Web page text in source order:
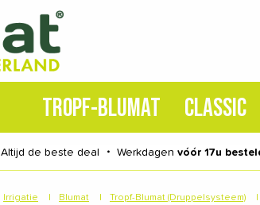
TROPF-BLUMAT CLASSIC
Altijd de beste deal ・ Werkdagen vóór 17u
Irrigatie Blumat Tropf-Blumat (Druppelsysteem)